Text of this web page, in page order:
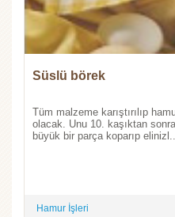
Süslü börek
Tüm malzeme karıştırılıp
olacak. Unu 10. kaşıktan
büyük bir parça koparıp elinizl...
Hamur İşleri